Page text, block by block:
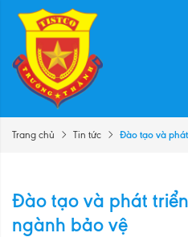
Trang chủ Tin tức Đào tạo và
Đào tạo và phát
ngành bảo vệ